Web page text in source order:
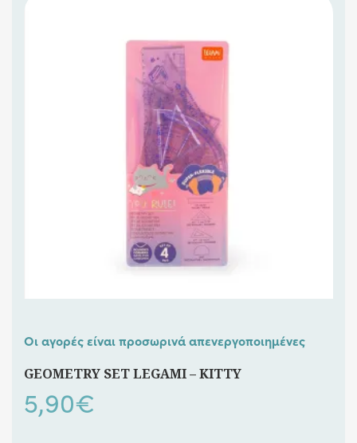
Οι αγορές είναι προσωρινά απενεργοποιημένες
GEOMETRY SET LEGAMI – KITTY
5,90€